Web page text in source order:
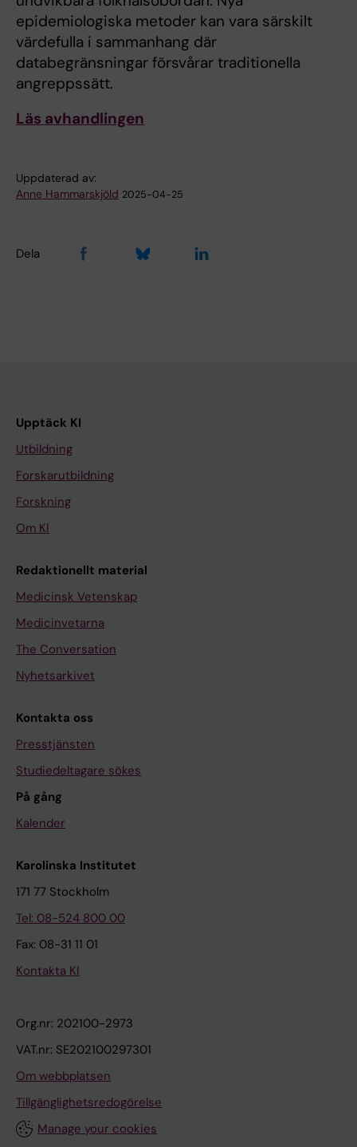
epidemiologiska metoder kan vara särskilt
värdefulla i sammanhang där
databegränsningar försvårar traditionella
angreppssätt.
Läs avhandlingen
Uppdaterad av:
Anne Hammarskjöld 2025-04-25
Dela
Upptäck KI
Utbildning
Forskarutbildning
Forskning
Om KI
Redaktionellt material
Medicinsk Vetenskap
Medicinvetarna
The Conversation
Nyhetsarkivet
Kontakta oss
Presstjänsten
Studiedeltagare sökes
På gång
Kalender
Karolinska Institutet
171 77 Stockholm
Tel: 08-524 800 00
Fax: 08-31 11 01
Kontakta KI
Org.nr: 202100-2973
VAT.nr: SE202100297301
Om webbplatsen
Tillgänglighetsredogörelse
Manage your cookies